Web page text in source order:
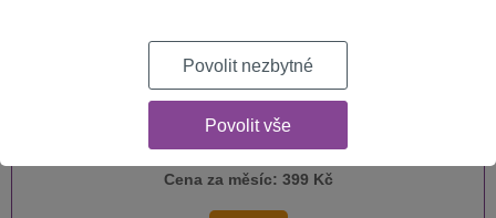
Vodafone DSL 500
Cena za měsíc: 399 Kč
Povolit nezbytné
Povolit vše